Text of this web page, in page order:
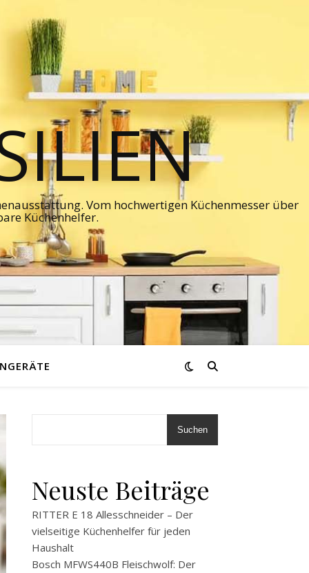
Vom hochwertigen Küchenmesser über
Küchenhelfer.
Suchen
Neuste Beiträge
RITTER E 18 Allesschneider – Der
vielseitige Küchenhelfer für jeden
Haushalt
Bosch MFWS440B Fleischwolf: Der